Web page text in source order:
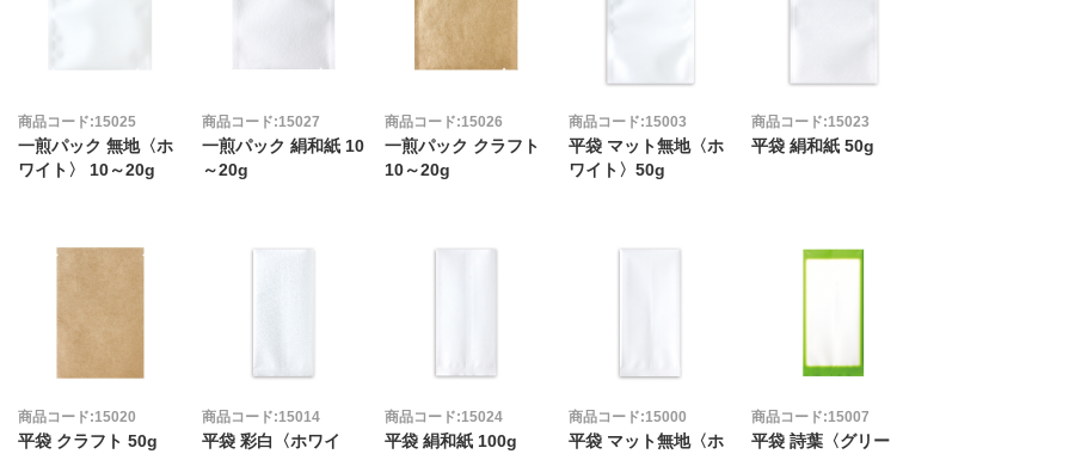
商品コード:15025
一煎パック 無地〈ホ
ワイト〉 10～20g
商品コード:15027
一煎パック 絹和紙 10
～20g
商品コード:15026
一煎パック クラフト
10～20g
商品コード:15003
平袋 マット無地〈ホ
ワイト〉50g
商品コード:15023
平袋 絹和紙 50g
商品コード:15020
平袋 クラフト 50g
商品コード:15014
平袋 彩白〈ホワイ
商品コード:15024
平袋 絹和紙 100g
商品コード:15000
平袋 マット無地〈ホ
商品コード:15007
平袋 詩葉〈グリー